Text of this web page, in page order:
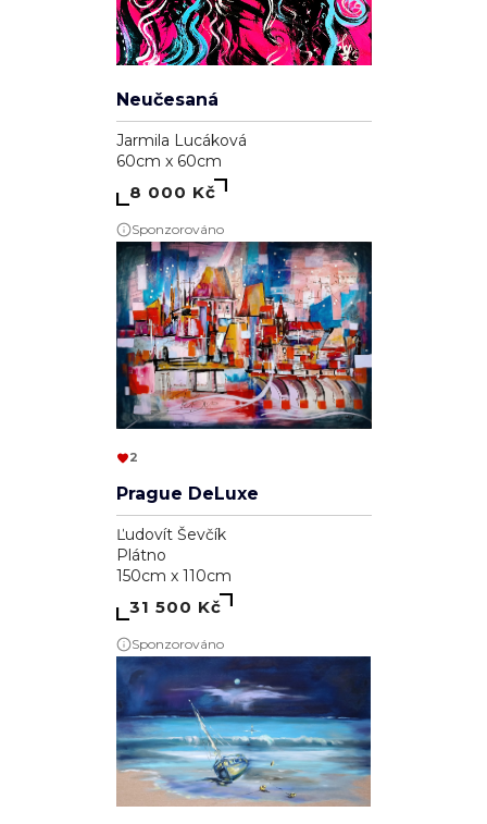
Neučesaná
Jarmila Lucáková
60cm x 60cm
8 000 Kč
Sponzorováno
2
Prague DeLuxe
Ľudovít Ševčík
Plátno
150cm x 110cm
31 500 Kč
Sponzorováno